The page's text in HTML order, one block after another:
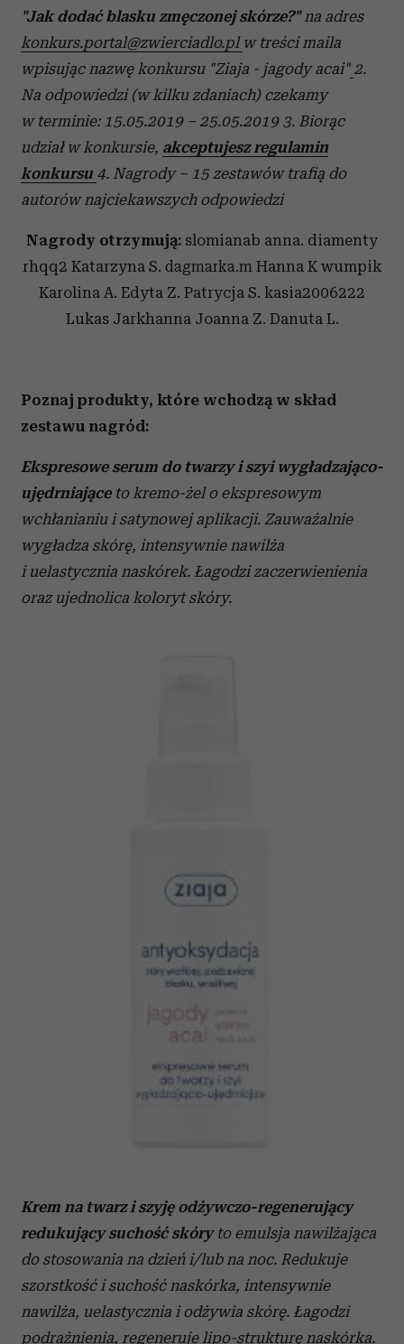
"Jak dodać blasku zmęczonej skórze?"na adres
konkurs.portal@zwierciadlo.pl w treści maila
wpisując nazwę konkursu "Ziaja - jagody acai" 2.
Na odpowiedzi (w kilku zdaniach) czekamy
w terminie: 15.05.2019 – 25.05.2019 3. Biorąc
udział w konkursie, akceptujesz regulamin
konkursu 4. Nagrody – 15 zestawów trafią do
autorów najciekawszych odpowiedzi
Nagrody otrzymują: slomianab anna. diamenty
rhqq2 Katarzyna S. dagmarka.m Hanna K wumpik
Karolina A. Edyta Z. Patrycja S. kasia2006222
Lukas Jarkhanna Joanna Z. Danuta L.
Poznaj produkty, które wchodzą w skład
zestawu nagród:
Ekspresowe serum do twarzy i szyi wygładzająco-
ujędrniająceto kremo-żel o ekspresowym
wchłanianiu i satynowej aplikacji. Zauważalnie
wygładza skórę, intensywnie nawilża
i uelastycznia naskórek. Łagodzi zaczerwienienia
oraz ujednolica koloryt skóry.
Krem na twarz i szyję odżywczo-regenerujący
redukujący suchość skóryto emulsja nawilżająca
do stosowania na dzień i/lub na noc. Redukuje
szorstkość i suchość naskórka, intensywnie
nawilża, uelastycznia i odżywia skórę. Łagodzi
podrażnienia, regeneruje lipo-strukturę naskórka.